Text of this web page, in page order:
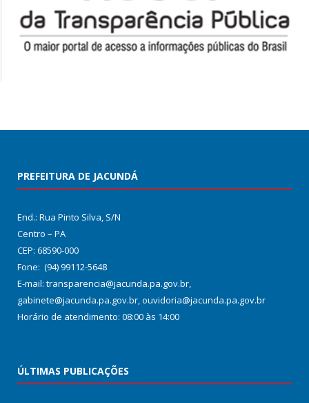
PREFEITURA DE JACUNDÁ
End.: Rua Pinto Silva, S/N
Centro – PA
CEP: 68590-000
Fone: (94) 99112-5648
E-mail: transparencia@jacunda.pa.gov.br,
gabinete@jacunda.pa.gov.br, ouvidoria@jacunda.pa.gov.br
Horário de atendimento: 08:00 às 14:00
ÚLTIMAS PUBLICAÇÕES